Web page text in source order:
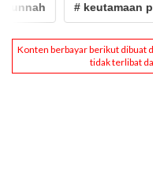
# keutamaan